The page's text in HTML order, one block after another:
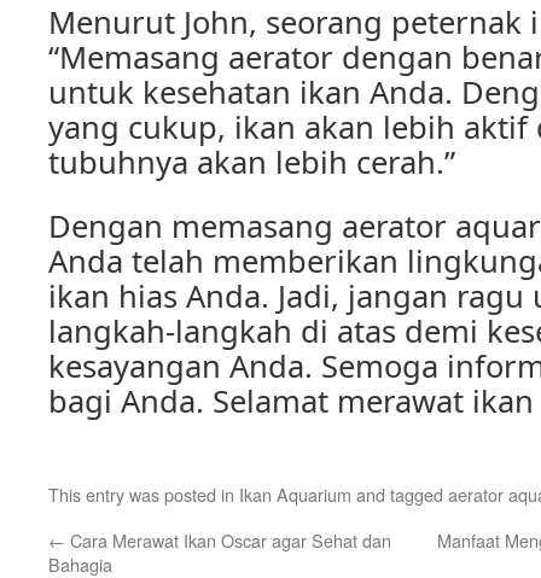
Menurut John, seorang peternak
“Memasang aerator dengan
untuk kesehatan ikan Anda.
yang cukup, ikan akan lebih aktif
tubuhnya akan lebih cerah.”
Dengan memasang aerator
Anda telah memberikan
ikan hias Anda. Jadi, jangan
langkah-langkah di atas demi
kesayangan Anda. Semoga
bagi Anda. Selamat merawat
This entry was posted in Ikan Aquarium and tagged aerator
← Cara Merawat Ikan Oscar agar Sehat dan
Bahagia
Manfaat